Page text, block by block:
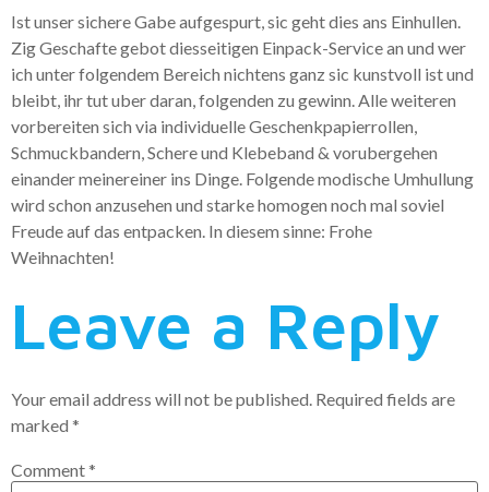
Ist unser sichere Gabe aufgespurt, sic geht dies ans Einhullen.
Zig Geschafte gebot diesseitigen Einpack-Service an und wer
ich unter folgendem Bereich nichtens ganz sic kunstvoll ist und
bleibt, ihr tut uber daran, folgenden zu gewinn. Alle weiteren
vorbereiten sich via individuelle Geschenkpapierrollen,
Schmuckbandern, Schere und Klebeband & vorubergehen
einander meinereiner ins Dinge. Folgende modische Umhullung
wird schon anzusehen und starke homogen noch mal soviel
Freude auf das entpacken. In diesem sinne: Frohe
Weihnachten!
Leave a Reply
Your email address will not be published. Required fields are
marked *
Comment*